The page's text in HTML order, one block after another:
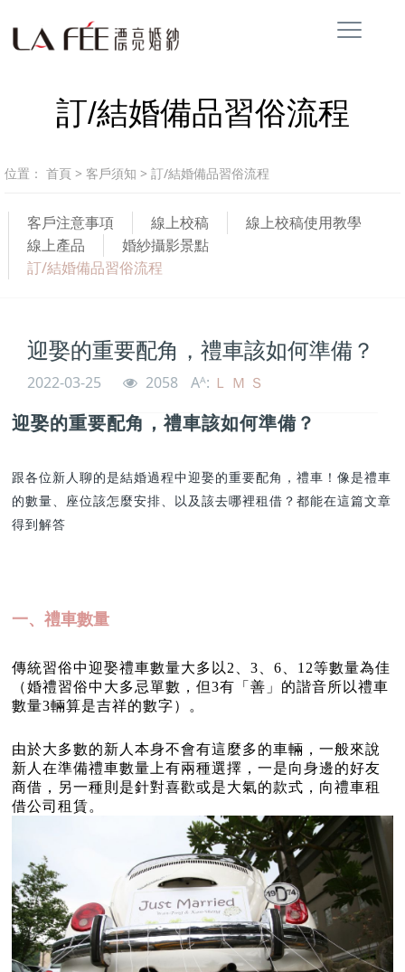
訂/結婚備品習俗流程
位置： 首頁 > 客戶須知 > 訂/結婚備品習俗流程
客戶注意事項 線上校稿
線上校稿使用教學
線上產品
婚紗攝影景點
訂/結婚備品習俗流程
迎娶的重要配角，禮車該如何準備？
2022-03-25 2058 Aᴬ: Ｌ Ｍ Ｓ
迎娶的重要配角，禮車該如何準備？
跟各位新人聊的是結婚過程中迎娶的重要配角，禮車！像是禮車
的數量、座位該怎麼安排、以及該去哪裡租借？都能在這篇文章
得到解答
一、禮車數量
傳統習俗中迎娶禮車數量大多以2、3、6、12等數量為佳
（婚禮習俗中大多忌單數，但3有「善」的諧音所以禮車
數量3輛算是吉祥的數字）。
由於大多數的新人本身不會有這麼多的車輛，一般來說
新人在準備禮車數量上有兩種選擇，一是向身邊的好友
商借，另一種則是針對喜歡或是大氣的款式，向禮車租
借公司租賃。